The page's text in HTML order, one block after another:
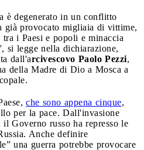
è degenerato in un conflitto
già provocato migliaia di vittime,
i Paesi e popoli e minaccia
si legge nella dichiarazione,
dall'arcivescovo Paolo Pezzi,
della Madre di Dio a Mosca a
che sono appena cinque,
per la pace. Dall'invasione
Governo russo ha represso le
Anche definire
una guerra potrebbe provocare